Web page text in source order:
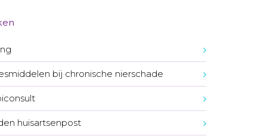
bij chronische nierschade
huisartsenpost